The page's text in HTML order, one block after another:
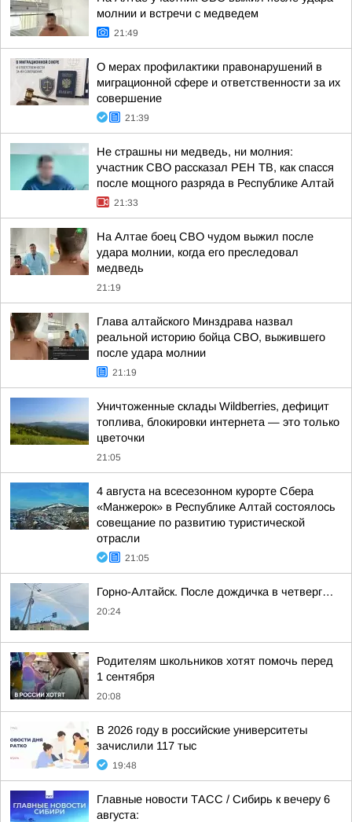
молнии и встречи с медведем
21:49
О мерах профилактики правонарушений в
миграционной сфере и ответственности за их
совершение
21:39
Не страшны ни медведь, ни молния:
участник СВО рассказал РЕН ТВ, как спасся
после мощного разряда в Республике Алтай
21:33
На Алтае боец СВО чудом выжил после
удара молнии, когда его преследовал
медведь
21:19
Глава алтайского Минздрава назвал
реальной историю бойца СВО, выжившего
после удара молнии
21:19
Уничтоженные склады Wildberries, дефицит
топлива, блокировки интернета — это только
цветочки
21:05
4 августа на всесезонном курорте Сбера
«Манжерок» в Республике Алтай состоялось
совещание по развитию туристической
отрасли
21:05
Горно-Алтайск. После дождичка в четверг…
20:24
Родителям школьников хотят помочь перед
1 сентября
20:08
В 2026 году в российские университеты
зачислили 117 тыс
19:48
Главные новости ТАСС / Сибирь к вечеру 6
августа: